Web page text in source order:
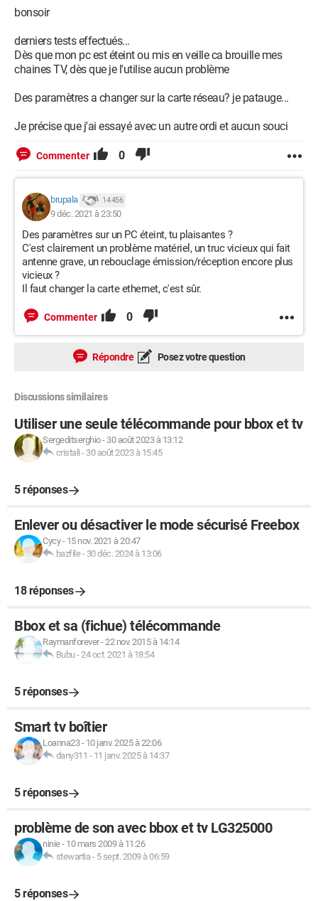
bonsoir
derniers tests effectués...
Dès que mon pc est éteint ou mis en veille ca brouille mes
chaines TV, dès que je l'utilise aucun problème
Des paramètres a changer sur la carte réseau? je patauge...
Je précise que j'ai essayé avec un autre ordi et aucun souci
Commenter 0
brupala 14 456
9 déc. 2021 à 23:50
Des paramètres sur un PC éteint, tu plaisantes ?
C'est clairement un problème matériel, un truc vicieux qui fait
antenne grave, un rebouclage émission/réception encore plus
vicieux ?
Il faut changer la carte ethernet, c'est sûr.
Commenter 0
Répondre Posez votre question
Discussions similaires
Utiliser une seule télécommande pour bbox et tv
Sergeditserghio- 30 août 2023 à 13:12
cristali - 30 août 2023 à 15:45
5 réponses
Enlever ou désactiver le mode sécurisé Freebox
Cycy- 15 nov. 2021 à 20:47
bazfile- 30 déc. 2024 à 13:06
18 réponses
Bbox et sa (fichue) télécommande
Raymanforever-22 nov. 2015 à 14:14
Bubu-24 oct. 2021 à 18:54
5 réponses
Smart tv boîtier
Loanna23- 10 janv. 2025 à 22:06
dany311 - 11 janv. 2025 à 14:37
5 réponses
problème de son avec bbox et tv LG325000
ninie- 10 mars 2009 à 11:26
stewartia - 5 sept. 2009 à 06:59
5 réponses